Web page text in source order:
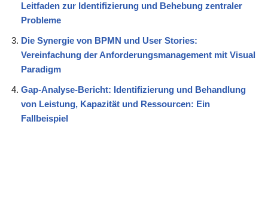
Leitfaden zur Identifizierung und Behebung zentraler
Probleme
Die Synergie von BPMN und User Stories:
Vereinfachung der Anforderungsmanagement mit Visual
Paradigm
Gap-Analyse-Bericht: Identifizierung und Behandlung
von Leistung, Kapazität und Ressourcen: Ein
Fallbeispiel